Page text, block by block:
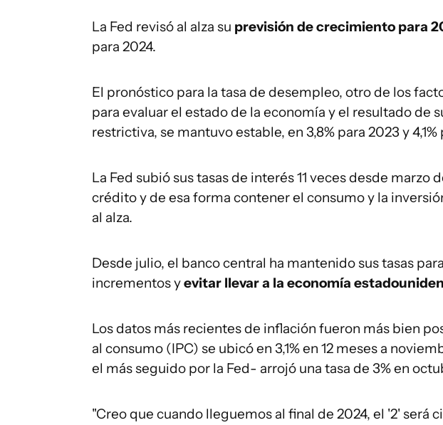
La Fed revisó al alza su previsión de crecimiento para
para 2024.
El pronóstico para la tasa de desempleo, otro de los
para evaluar el estado de la economía y el resultado de
restrictiva, se mantuvo estable, en 3,8% para 2023 y 4,1%
La Fed subió sus tasas de interés 11 veces desde marzo
crédito y de esa forma contener el consumo y la
al alza.
Desde julio, el banco central ha mantenido sus tasas
incrementos yevitar llevar a la economía
Los datos más recientes de inflación fueron más bien
al consumo (IPC) se ubicó en 3,1% en 12 meses a
el más seguido por la Fed- arrojó una tasa de 3% en
"Creo que cuando lleguemos al final de 2024, el '2' será